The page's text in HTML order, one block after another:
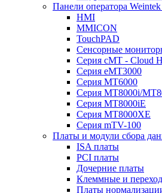
Панели оператора
HMI
MMICON
TouchPAD
Сенсорные
Серия cMT - Cloud
Серия eMT3000
Серия MT6000
Серия MT8000i/
Серия MT8000iE
Серия MT8000XE
Серия mTV-100
Платы и модули сбора
ISA платы
PCI платы
Дочерние платы
Клеммные и
Платы